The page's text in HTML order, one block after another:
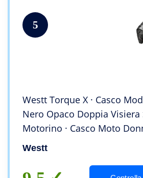
5
Westt Torque X · Casco
Nero Opaco Doppia Visiera
Motorino · Casco Moto
Omologato ECE (S (55-
Westt